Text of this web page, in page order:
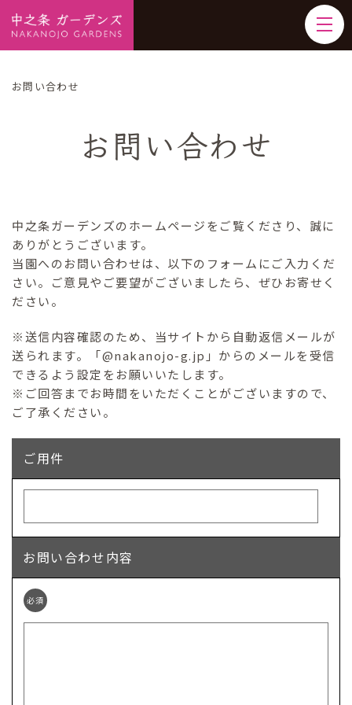
お問い合わせ
お問い合わせ
中之条ガーデンズのホームページをご覧くださり、誠に
ありがとうございます。
当園へのお問い合わせは、以下のフォームにご入力くだ
さい。ご意見やご要望がございましたら、ぜひお寄せく
ださい。
※送信内容確認のため、当サイトから自動返信メールが
送られます。「@nakanojo-g.jp」からのメールを受信
できるよう設定をお願いいたします。
※ご回答までお時間をいただくことがございますので、
ご了承ください。
ご用件
お問い合わせ内容
必須